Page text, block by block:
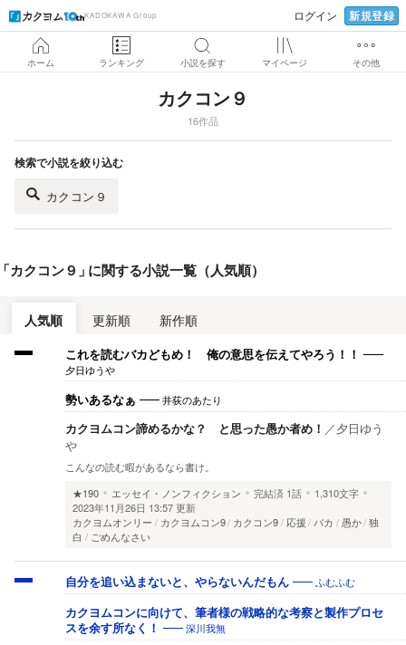
KADOKAWA Group ログイン 新規登録
ホーム ランキング 小説を探す マイページ その他
カクコン９
16作品
検索で小説を絞り込む
カクコン９
カクコン９ 」に関する小説一覧（人気順）
人気順 更新順 新作順
これを読むバカどもめ！ 俺の意思を伝えてやろう！！
夕日ゆうや
勢いあるなぁ 井荻のあたり
カクヨムコン諦めるかな？ と思った愚か者め！ ／夕日ゆう
や
こんなの読む暇があるなら書け。
★190
エッセイ・ノンフィクション 完結済 1話
1,310文字
2023年11月26日 13:57 更新
カクヨムオンリー
カクヨムコン9 カクコン9 応援 バカ 愚か 独
白
ごめんなさい
自分を追い込まないと、やらないんだもん ふむふむ
カクヨムコンに向けて、筆者様の戦略的な考察と製作プロセ
スを余す所なく！
深川我無